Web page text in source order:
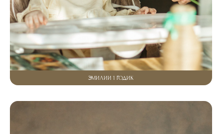
ЭМИЛИИ 1 ГОДИК